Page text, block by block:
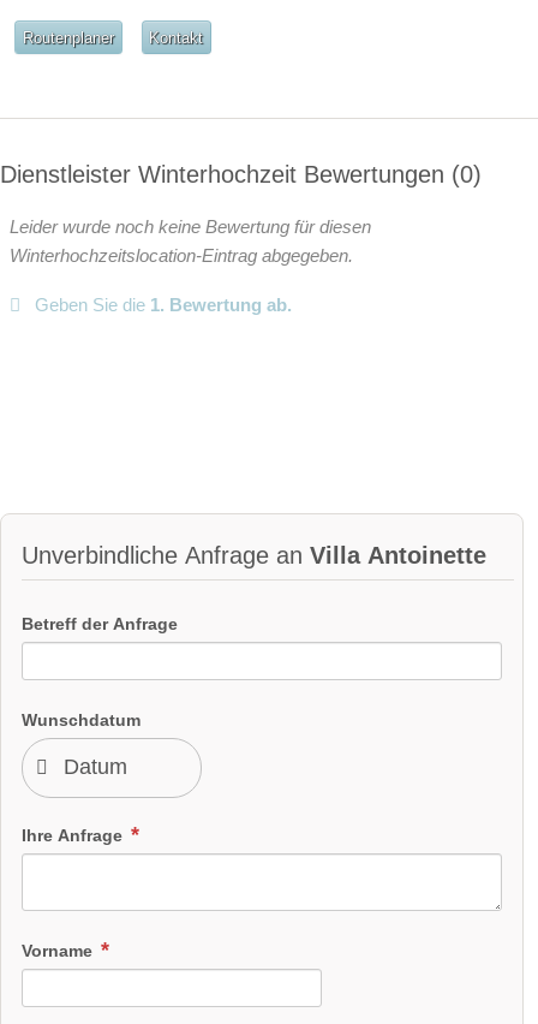
Routenplaner Kontakt
Dienstleister Winterhochzeit Bewertungen 0
Leider wurde noch keine Bewertung für diesen
Winterhochzeitslocation-Eintrag abgegeben.
Geben Sie die 1. Bewertung ab.
Unverbindliche Anfrage an Villa Antoinette
Betreff der Anfrage
Wunschdatum
Ihre Anfrage
Vorname